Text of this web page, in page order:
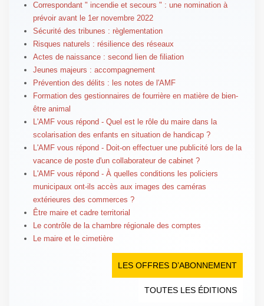
Correspondant " incendie et secours " : une nomination à
prévoir avant le 1er novembre 2022
Sécurité des tribunes : règlementation
Risques naturels : résilience des réseaux
Actes de naissance : second lien de filiation
Jeunes majeurs : accompagnement
Prévention des délits : les notes de l'AMF
Formation des gestionnaires de fourrière en matière de bien-
être animal
L'AMF vous répond - Quel est le rôle du maire dans la
scolarisation des enfants en situation de handicap ?
L'AMF vous répond - Doit-on effectuer une publicité lors de la
vacance de poste d'un collaborateur de cabinet ?
L'AMF vous répond - À quelles conditions les policiers
municipaux ont-ils accès aux images des caméras
extérieures des commerces ?
Être maire et cadre territorial
Le contrôle de la chambre régionale des comptes
Le maire et le cimetière
LES OFFRES D’ABONNEMENT
TOUTES LES ÉDITIONS